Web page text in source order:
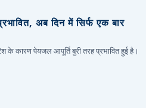
अब दिन में सिर्फ एक बार
के कारण पेयजल आपूर्ति बुरी तरह प्रभावित हुई है।